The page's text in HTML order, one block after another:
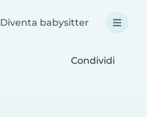
Diventa babysitter
Condividi